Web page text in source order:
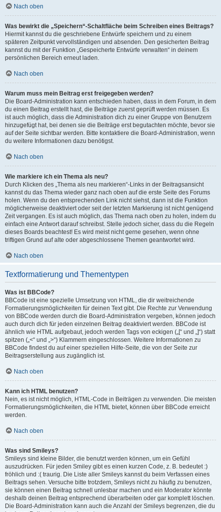
Nach oben
Was bewirkt die „Speichern“-Schaltfläche beim Schreiben eines Beitrags?
Hiermit kannst du die geschriebene Entwürfe speichern und zu einem
späteren Zeitpunkt vervollständigen und absenden. Den gesicherten Beitrag
kannst du mit der Funktion „Gespeicherte Entwürfe verwalten“ in deinem
persönlichen Bereich erneut laden.
Nach oben
Warum muss mein Beitrag erst freigegeben werden?
Die Board-Administration kann entschieden haben, dass in dem Forum, in dem
du einen Beitrag erstellt hast, die Beiträge zuerst geprüft werden müssen. Es
ist auch möglich, dass die Administration dich zu einer Gruppe von Benutzern
hinzugefügt hat, bei denen sie die Beiträge erst begutachten möchte, bevor sie
auf der Seite sichtbar werden. Bitte kontaktiere die Board-Administration, wenn
du weitere Informationen dazu benötigst.
Nach oben
Wie markiere ich ein Thema als neu?
Durch Klicken des „Thema als neu markieren“-Links in der Beitragsansicht
kannst du das Thema wieder ganz nach oben auf die erste Seite des Forums
holen. Wenn du den entsprechenden Link nicht siehst, dann ist die Funktion
möglicherweise deaktiviert oder seit der letzten Markierung ist nicht genügend
Zeit vergangen. Es ist auch möglich, das Thema nach oben zu holen, indem du
einfach eine Antwort darauf schreibst. Stelle jedoch sicher, dass du die Regeln
dieses Boards beachtest! Es wird meist nicht gerne gesehen, wenn ohne
triftigen Grund auf alte oder abgeschlossene Themen geantwortet wird.
Nach oben
Textformatierung und Thementypen
Was ist BBCode?
BBCode ist eine spezielle Umsetzung von HTML, die dir weitreichende
Formatierungsmöglichkeiten für deinen Text gibt. Die Rechte zur Verwendung
von BBCode werden durch die Board-Administration vergeben, können jedoch
auch durch dich für jeden einzelnen Beitrag deaktiviert werden. BBCode ist
ähnlich wie HTML aufgebaut, jedoch werden Tags von eckigen („[“ und „]“) statt
spitzen („<“ und „>“) Klammern eingeschlossen. Weitere Informationen zu
BBCode findest du auf einer speziellen Hilfe-Seite, die von der Seite zur
Beitragserstellung aus zugänglich ist.
Nach oben
Kann ich HTML benutzen?
Nein, es ist nicht möglich, HTML-Code in Beiträgen zu verwenden. Die meisten
Formatierungsmöglichkeiten, die HTML bietet, können über BBCode erreicht
werden.
Nach oben
Was sind Smileys?
Smileys sind kleine Bilder, die benutzt werden können, um ein Gefühl
auszudrücken. Für jeden Smiley gibt es einen kurzen Code, z. B. bedeutet :)
fröhlich und :( traurig. Die Liste aller Smileys kannst du beim Verfassen eines
Beitrags sehen. Versuche bitte trotzdem, Smileys nicht zu häufig zu benutzen,
sie können einen Beitrag schnell unlesbar machen und ein Moderator könnte
deshalb deinen Beitrag entsprechend überarbeiten oder gar komplett löschen.
Die Board-Administration kann auch die Anzahl der Smileys begrenzen, die du